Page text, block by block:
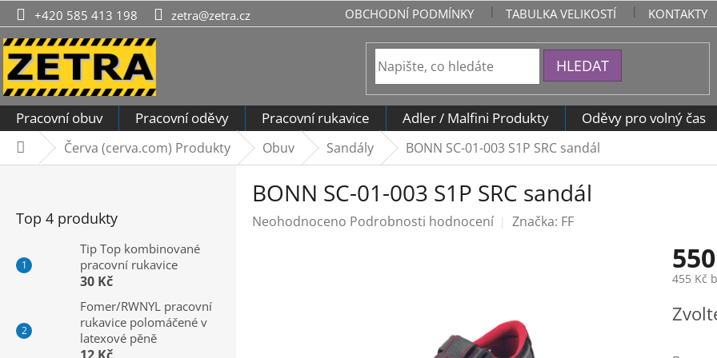
Přejít
na
obsah
+420 585 413 198 zetra@zetra.cz OBCHODNÍ PODMÍNKY TABULKA VELIKOSTÍ KONTAKTY
HLEDAT
Pracovní obuv Pracovní oděvy Pracovní rukavice Adler / Malfini Produkty Oděvy pro volný čas
DomůČerva (cerva.com) Produkty Obuv Sandály BONN SC-01-003 S1P SRC sandál
Top 4 produkty
Tip Top kombinované
pracovní rukavice
30 Kč
Fomer/RWNYL pracovní
rukavice polomáčené v
latexové pěně
BONN SC-01-003 S1P SRC sandál
Průměrné
Neohodnoceno Podrobnosti hodnocení Značka: FF
455 Kč
cena: